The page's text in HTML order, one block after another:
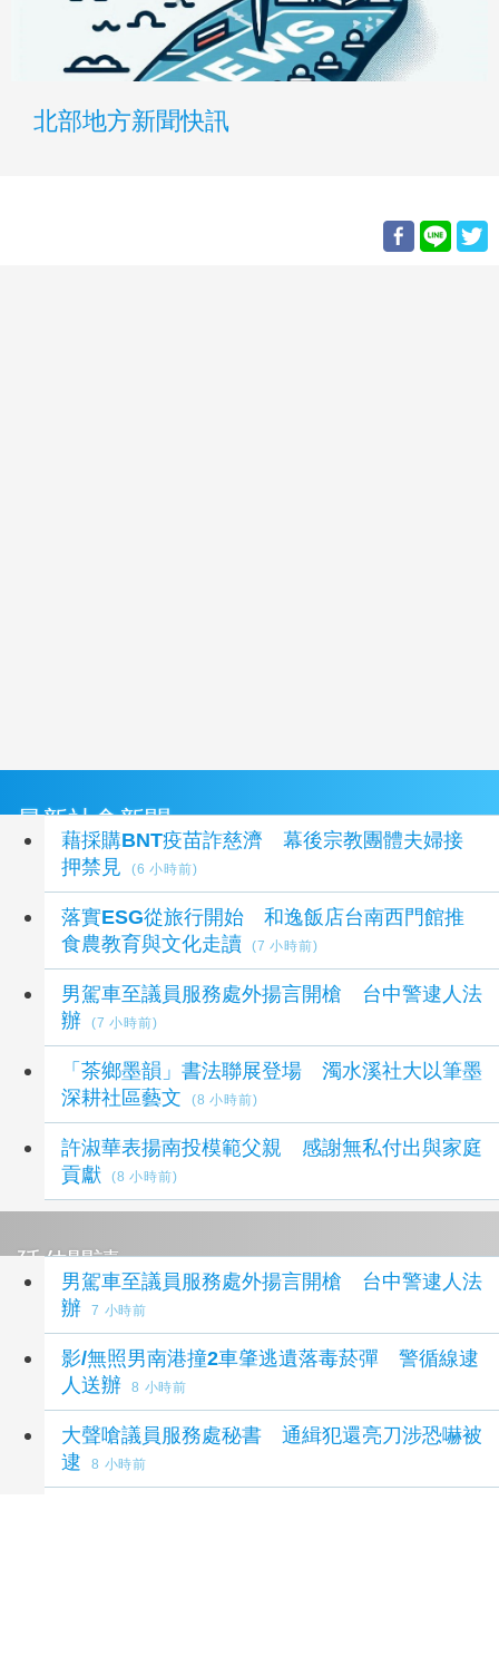
北部地方新聞快訊
最新社會新聞
藉採購BNT疫苗詐慈濟 幕後宗教團體夫婦接
押禁見
(6 小時前)
落實ESG從旅行開始 和逸飯店台南西門館推
食農教育與文化走讀
(7 小時前)
男駕車至議員服務處外揚言開槍 台中警逮人法
辦
(7 小時前)
「茶鄉墨韻」書法聯展登場 濁水溪社大以筆墨
深耕社區藝文
(8 小時前)
許淑華表揚南投模範父親 感謝無私付出與家庭
貢獻
(8 小時前)
延伸閱讀
男駕車至議員服務處外揚言開槍 台中警逮人法
辦
7 小時前
影/無照男南港撞2車肇逃遺落毒菸彈 警循線逮
人送辦
8 小時前
大聲嗆議員服務處秘書 通緝犯還亮刀涉恐嚇被
逮
8 小時前